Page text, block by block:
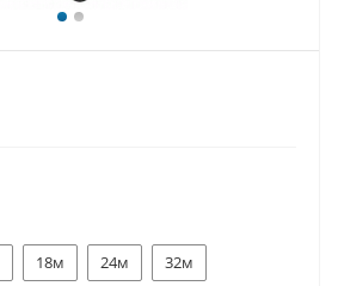
18м 24м 32м